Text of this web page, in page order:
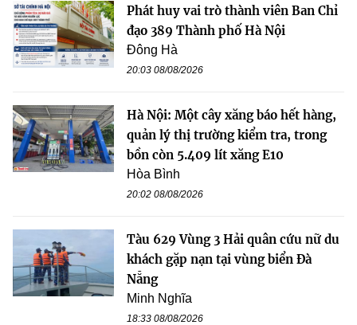
Phát huy vai trò thành viên Ban Chỉ
đạo 389 Thành phố Hà Nội
Đông Hà
20:03 08/08/2026
Hà Nội: Một cây xăng báo hết hàng,
quản lý thị trường kiểm tra, trong
bồn còn 5.409 lít xăng E10
Hòa Bình
20:02 08/08/2026
Tàu 629 Vùng 3 Hải quân cứu nữ du
khách gặp nạn tại vùng biển Đà
Nẵng
Minh Nghĩa
18:33 08/08/2026